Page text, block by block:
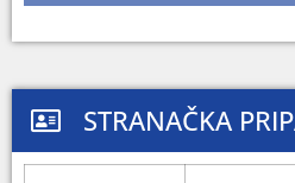
STRANAČKA